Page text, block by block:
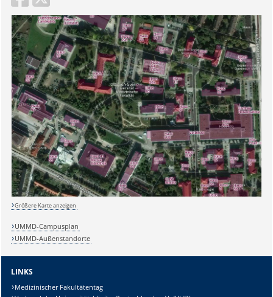
Sicherheitsabfrage:
Lösung:
Größere Karte anzeigen
UMMD-Campusplan
UMMD-Außenstandorte
LINKS
Medizinischer Fakultätentag